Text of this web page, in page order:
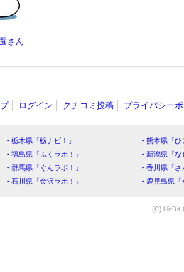
さん
ログイン クチコミ投稿 プライバシー
・栃木県「栃ナビ！」
・熊本県「
・福島県「ふくラボ！」
・新潟県「
・群馬県「ぐんラボ！」
・香川県「
・石川県「金沢ラボ！」
・鹿児島県
(C) HitBit